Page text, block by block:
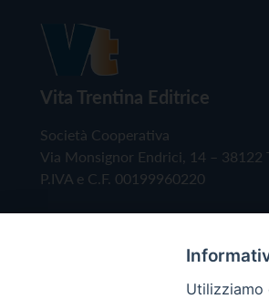
Vita Trentina Editrice
Società Cooperativa
Via Monsignor Endrici, 14 – 38122
P.IVA e C.F. 00199960220
Utilizziamo